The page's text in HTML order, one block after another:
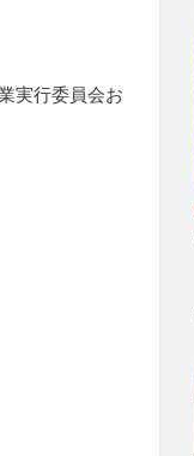
実行委員会お